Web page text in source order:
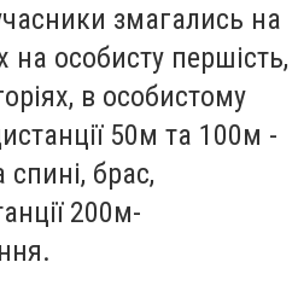
часники змагались на
на особисту першість,
в особистому
50м та 100м -
брас,
200м-